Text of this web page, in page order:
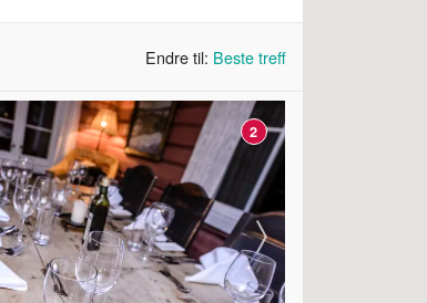
Endre til: Beste treff
2